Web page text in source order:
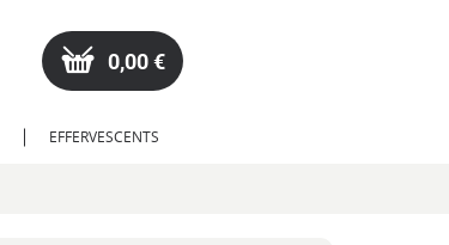
0,00 €
EFFERVESCENTS